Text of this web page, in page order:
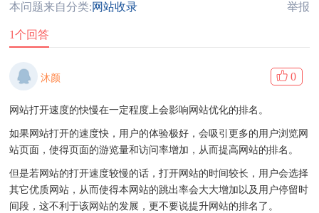
本问题来自分类:网站收录 举报
1个回答
沐颜 0
网站打开速度的快慢在一定程度上会影响网站优化的排名。
如果网站打开的速度快，用户的体验极好，会吸引更多的用户浏览网
站页面，使得页面的游览量和访问率增加，从而提高网站的排名。
但是若网站的打开速度较慢的话，打开网站的时间较长，用户会选择
其它优质网站，从而使得本网站的跳出率会大大增加以及用户停留时
间段，这不利于该网站的发展，更不要说提升网站的排名了。